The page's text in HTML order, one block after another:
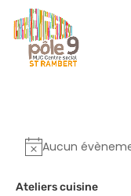
Aucun
Ateliers cuisine